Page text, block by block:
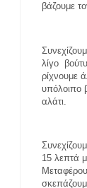
βάζουμε
λίγο
ρίχνουμε
υπόλοιπο
αλάτι.
15 λεπτά